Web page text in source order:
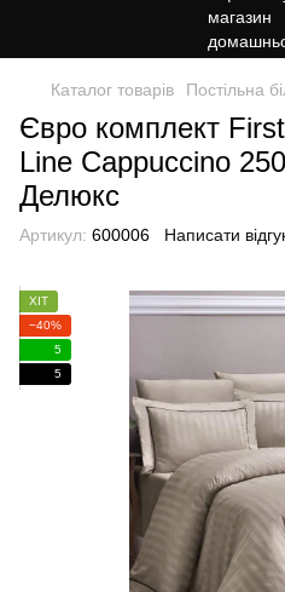
Каталог товарів Постільна
Євро комплект
Line Cappuccino
Делюкс
Артикул: 600006 Написати
ХІТ
−40%
5
5